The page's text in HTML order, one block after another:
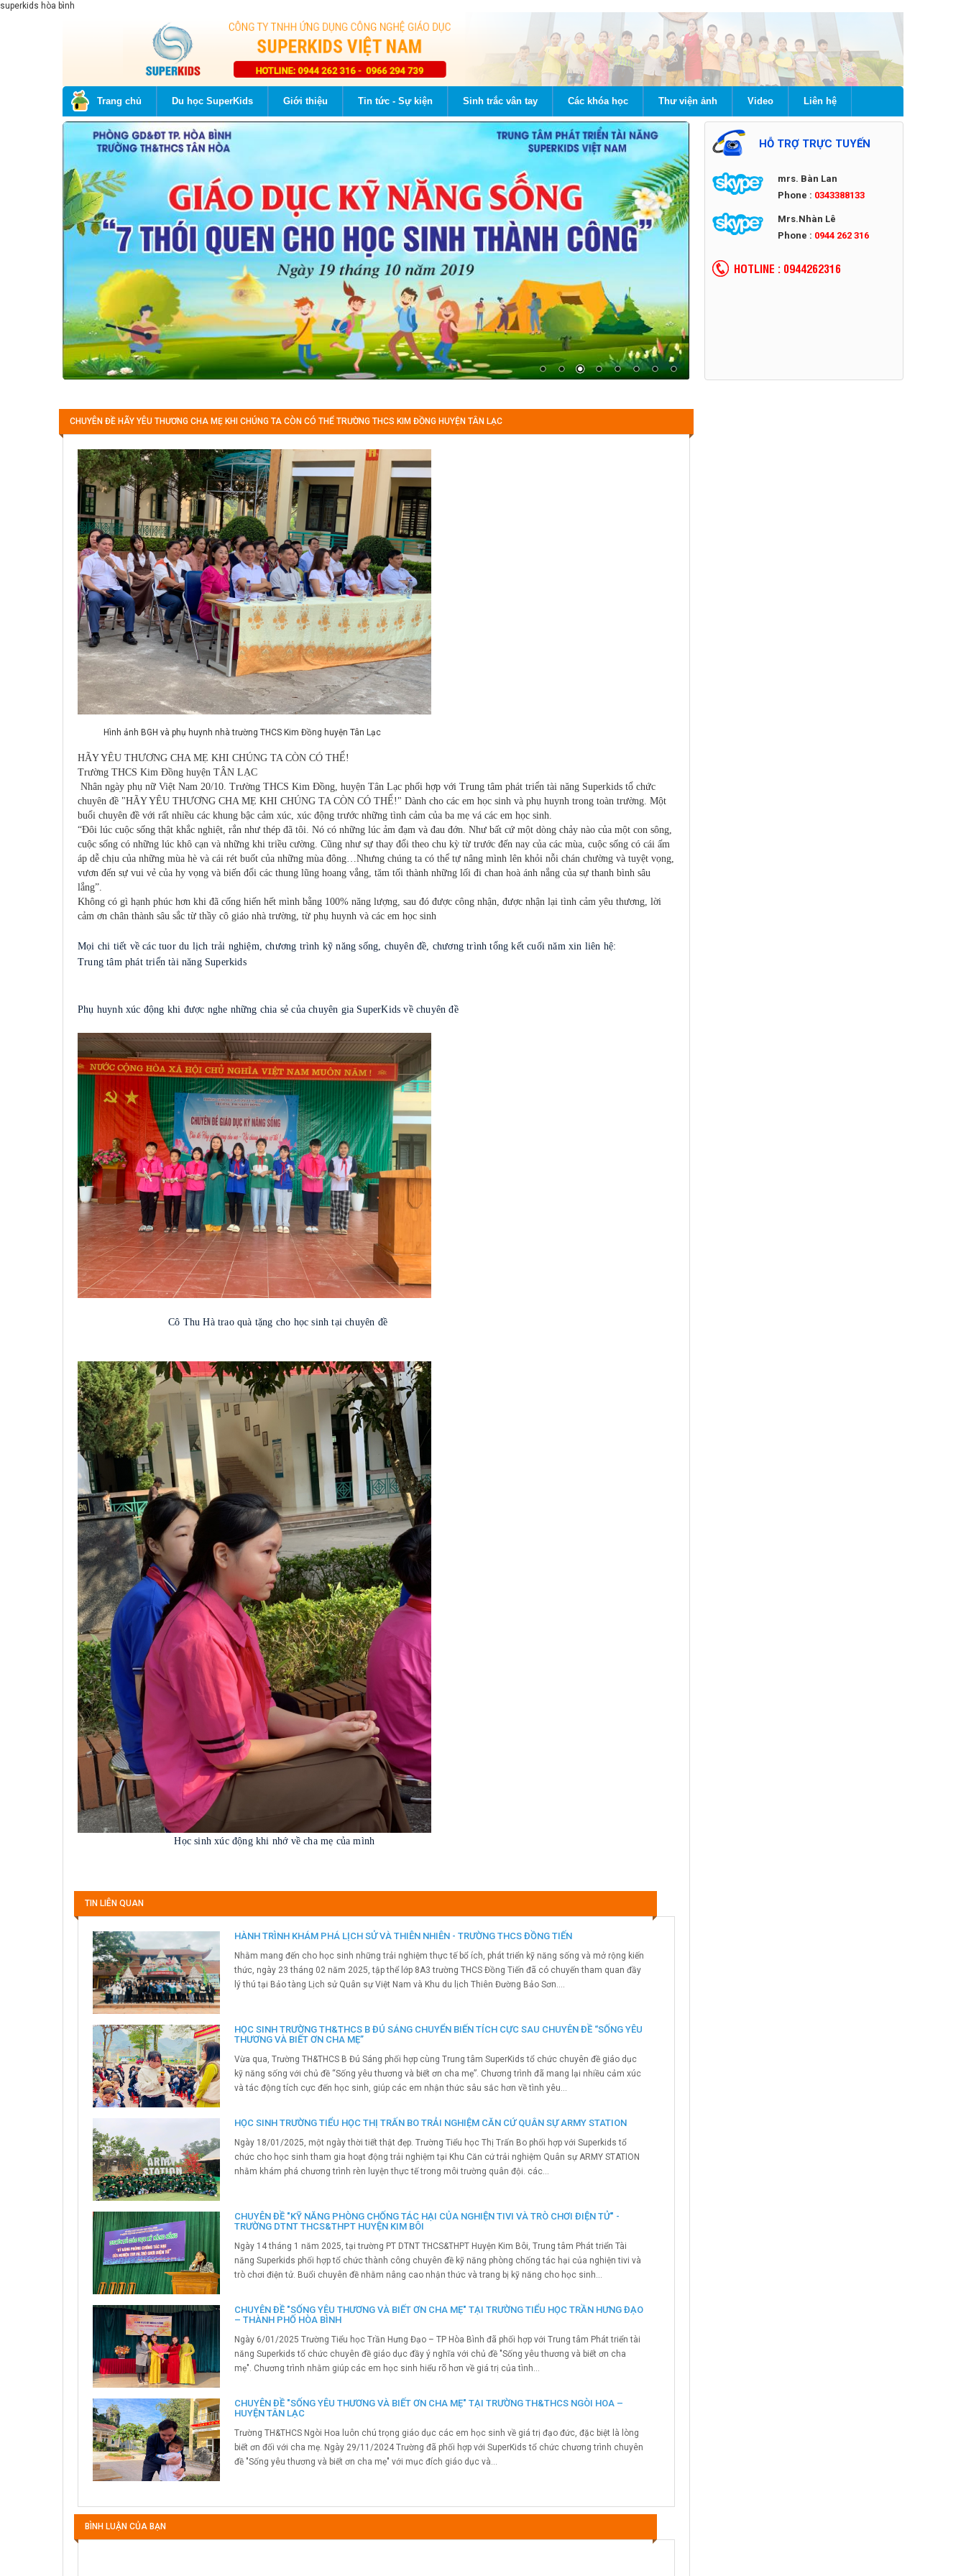
superkids hòa bình
Trang chủ Du học SuperKids Giới thiệu Tin tức - Sự kiện Sinh trắc vân tay Các khóa học Thư viện ảnh Video Liên hệ
HỖ TRỢ TRỰC TUYẾN
mrs. Bàn Lan
Phone : 0343388133
Mrs.Nhàn Lê
Phone : 0944 262 316
HOTLINE : 0944262316
CHUYÊN ĐỀ HÃY YÊU THƯƠNG CHA MẸ KHI CHÚNG TA CÒN CÓ THỂ TRƯỜNG THCS KIM ĐỒNG HUYỆN TÂN LẠC
Hình ảnh BGH và phụ huynh nhà trường THCS Kim Đồng huyện Tân Lạc
HÃY YÊU THƯƠNG CHA MẸ KHI CHÚNG TA CÒN CÓ THỂ!
Trường THCS Kim Đồng huyện TÂN LẠC
Nhân ngày phụ nữ Việt Nam 20/10. Trường THCS Kim Đồng, huyện Tân Lạc phối hợp với Trung tâm phát triển tài năng Superkids tổ chức
chuyên đề "HÃY YÊU THƯƠNG CHA MẸ KHI CHÚNG TA CÒN CÓ THỂ!" Dành cho các em học sinh và phụ huynh trong toàn trường. Một
buổi chuyên đề với rất nhiều các khung bậc cảm xúc, xúc động trước những tình cảm của ba mẹ vá các em học sinh.
“Đôi lúc cuộc sống thật khắc nghiệt, rắn như thép đã tôi. Nó có những lúc ảm đạm và đau đớn. Như bất cứ một dòng chảy nào của một con sông,
cuộc sống có những lúc khô cạn và những khi triều cường. Cũng như sự thay đổi theo chu kỳ từ trước đến nay của các mùa, cuộc sống có cái ấm
áp dễ chịu của những mùa hè và cái rét buốt của những mùa đông…Nhưng chúng ta có thể tự nâng mình lên khỏi nỗi chán chường và tuyệt vọng,
vươn đến sự vui vẻ của hy vọng và biến đổi các thung lũng hoang vắng, tăm tối thành những lối đi chan hoà ánh nắng của sự thanh bình sâu
lắng”.
Không có gì hạnh phúc hơn khi đã cống hiến hết mình bằng 100% năng lượng, sau đó được công nhận, được nhận lại tình cảm yêu thương, lời
cảm ơn chân thành sâu sắc từ thầy cô giáo nhà trường, từ phụ huynh và các em học sinh
Mọi chi tiết về các tuor du lịch trải nghiệm, chương trình kỹ năng sống, chuyên đề, chương trình tổng kết cuối năm xin liên hệ:
Trung tâm phát triển tài năng Superkids
Phụ huynh xúc động khi được nghe những chia sẻ của chuyên gia SuperKids về chuyên đề
Cô Thu Hà trao quà tặng cho học sinh tại chuyên đề
Học sinh xúc động khi nhớ về cha mẹ của mình
TIN LIÊN QUAN
HÀNH TRÌNH KHÁM PHÁ LỊCH SỬ VÀ THIÊN NHIÊN - TRƯỜNG THCS ĐỒNG TIẾN
Nhằm mang đến cho học sinh những trải nghiệm thực tế bổ ích, phát triển kỹ năng sống và mở rộng kiến
thức, ngày 23 tháng 02 năm 2025, tập thể lớp 8A3 trường THCS Đồng Tiến đã có chuyến tham quan đầy
lý thú tại Bảo tàng Lịch sử Quân sự Việt Nam và Khu du lịch Thiên Đường Bảo Sơn....
HỌC SINH TRƯỜNG TH&THCS B ĐÚ SÁNG CHUYỂN BIẾN TÍCH CỰC SAU CHUYÊN ĐỀ “SỐNG YÊU
THƯƠNG VÀ BIẾT ƠN CHA MẸ”
Vừa qua, Trường TH&THCS B Đú Sáng phối hợp cùng Trung tâm SuperKids tổ chức chuyên đề giáo dục
kỹ năng sống với chủ đề “Sống yêu thương và biết ơn cha mẹ”. Chương trình đã mang lại nhiều cảm xúc
và tác động tích cực đến học sinh, giúp các em nhận thức sâu sắc hơn về tình yêu...
HỌC SINH TRƯỜNG TIỂU HỌC THỊ TRẤN BO TRẢI NGHIỆM CĂN CỨ QUÂN SỰ ARMY STATION
Ngày 18/01/2025, một ngày thời tiết thật đẹp. Trường Tiểu học Thị Trấn Bo phối hợp với Superkids tổ
chức cho học sinh tham gia hoạt động trải nghiệm tại Khu Căn cứ trải nghiệm Quân sự ARMY STATION
nhằm khám phá chương trình rèn luyện thực tế trong môi trường quân đội. các...
CHUYÊN ĐỀ "KỸ NĂNG PHÒNG CHỐNG TÁC HẠI CỦA NGHIỆN TIVI VÀ TRÒ CHƠI ĐIỆN TỬ" -
TRƯỜNG DTNT THCS&THPT HUYỆN KIM BÔI
Ngày 14 tháng 1 năm 2025, tại trường PT DTNT THCS&THPT Huyện Kim Bôi, Trung tâm Phát triển Tài
năng Superkids phối hợp tổ chức thành công chuyên đề kỹ năng phòng chống tác hại của nghiện tivi và
trò chơi điện tử. Buổi chuyên đề nhằm nâng cao nhận thức và trang bị kỹ năng cho học sinh...
CHUYÊN ĐỀ "SỐNG YÊU THƯƠNG VÀ BIẾT ƠN CHA MẸ" TẠI TRƯỜNG TIỂU HỌC TRẦN HƯNG ĐẠO
– THÀNH PHỐ HÒA BÌNH
Ngày 6/01/2025 Trường Tiểu học Trần Hưng Đạo – TP Hòa Bình đã phối hợp với Trung tâm Phát triển tài
năng Superkids tổ chức chuyên đề giáo dục đầy ý nghĩa với chủ đề "Sống yêu thương và biết ơn cha
mẹ". Chương trình nhằm giúp các em học sinh hiểu rõ hơn về giá trị của tình...
CHUYÊN ĐỀ "SỐNG YÊU THƯƠNG VÀ BIẾT ƠN CHA MẸ" TẠI TRƯỜNG TH&THCS NGÒI HOA –
HUYỆN TÂN LẠC
Trường TH&THCS Ngòi Hoa luôn chú trọng giáo dục các em học sinh về giá trị đạo đức, đặc biệt là lòng
biết ơn đối với cha mẹ. Ngày 29/11/2024 Trường đã phối hợp với SuperKids tổ chức chương trình chuyên
đề "Sống yêu thương và biết ơn cha mẹ" với mục đích giáo dục và...
BÌNH LUẬN CỦA BẠN